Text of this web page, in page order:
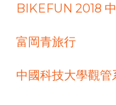
BIKEFUN 2018
富岡青旅行
中國科技大學觀管